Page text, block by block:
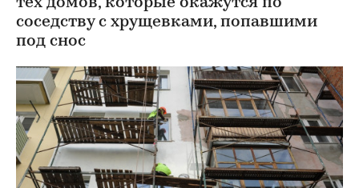
тех домов, которые окажутся по
соседству с хрущевками, попавшими
под снос